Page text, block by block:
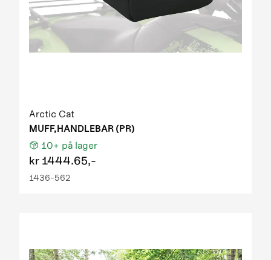
Arctic Cat
MUFF,HANDLEBAR (PR)
10+ på lager
kr 1444.65,-
1436-562